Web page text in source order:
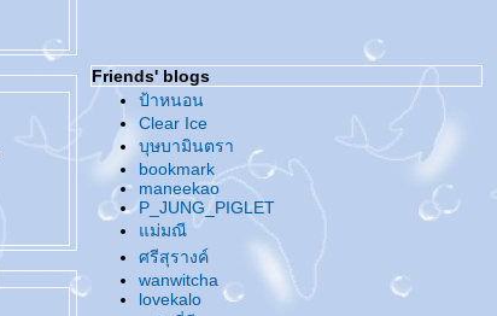
@... 08.08.08 ...@
@... บอล... ลูกกลมๆ ...@
@... อัพเดทบล็อกเรื่อยเปื่อย ...@
@... ของฝากจากทะเล ...@
@... เธอสวยจนน่าสงสัย ? ...@
@... หนังสือ & ซีรีย์ ...@
@... เอาบุญมาฝาก ...@
@... ให้ห้า ให้มึน ...@
@... ดูแต่ซีรีย์ ...@
Friends' blogs
ป้าหนอน
Clear Ice
บุษบามินตรา
bookmark
maneekao
P_JUNG_PIGLET
ม่มณี
ศรีสุรางค์
wanwitcha
lovekalo